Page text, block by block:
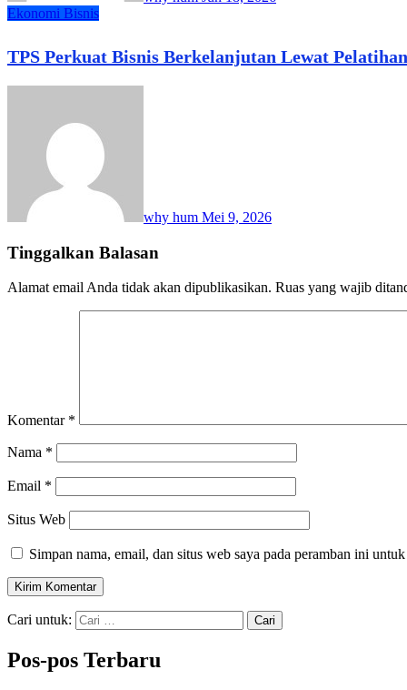
Ekonomi Bisnis
TPS Perkuat Bisnis Berkelanjutan Lewat
why hum Mei 9, 2026
Tinggalkan Balasan
Alamat email Anda tidak akan dipublikasikan. Ruas yang wajib
Komentar *
Nama *
Email *
Situs Web
Simpan nama, email, dan situs web saya pada peramban ini
Cari untuk:
Pos-pos Terbaru